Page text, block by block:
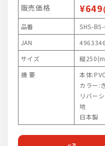
販売価格 ¥649
品番
SHS-
JAN
サイズ
縦
摘 要
本体
カラー:
リバー
地
日本製